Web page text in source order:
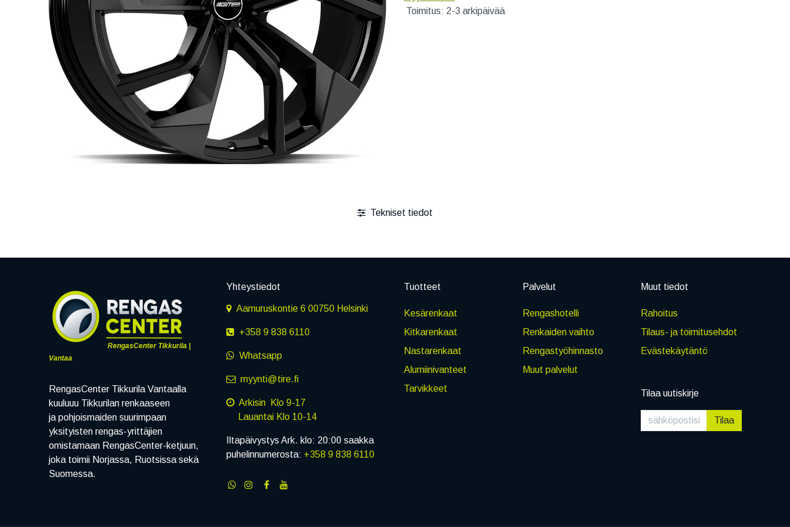
Toimitus: 2-3 arkipäivää
Tekniset tiedot
RengasCenter Tikkurila |
Vantaa
RengasCenter Tikkurila Vantaalla
kuuluuu Tikkurilan renkaaseen
ja pohjoismaiden suurimpaan
yksityisten rengas-yrittäjien
omistamaan RengasCenter-ketjuun,
joka toimii Norjassa, Ruotsissa sekä
Suomessa.
Yhteystiedot
Aamuruskontie 6 00750 Helsinki
+358 9 838 6110
Whatsapp
myynti@tire.fi
Arkisin Klo 9-17
Lauantai Klo 10-14
Iltapäivystys Ark. klo: 20:00 saakka
puhelinnumerosta: +358 9 838 6110
Tuotteet
Kesärenkaat
Kitkarenkaat
Nastarenkaat
Alumiinivanteet
Tarvikkeet
Palvelut
Rengashotelli
Renkaiden vaihto
Rengastyöhinnasto
Muut palvelut
Muut tiedot
Rahoitus
Tilaus- ja toimitusehdot
Evästekäytäntö
Tilaa uutiskirje
Tilaa